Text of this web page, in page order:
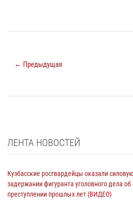
← Предыдущая
ЛЕНТА НОВОСТЕЙ
Кузбасские росгвардейцы оказали
задержании фигуранта уголовного дела
преступлении прошлых лет (ВИДЕО)